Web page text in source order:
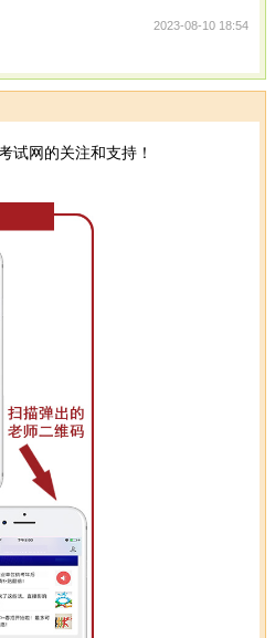
2023-08-10 18:54
试网的关注和支持！